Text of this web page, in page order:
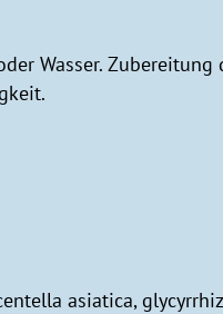
Wasser. Zubereitung
asiatica,